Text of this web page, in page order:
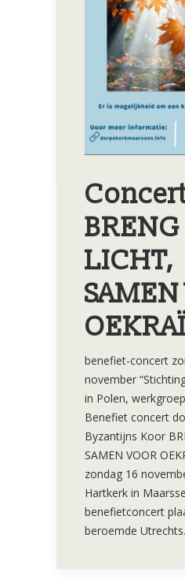
BRENG
LICHT,
benefiet-concert
november
in Polen,
Benefiet concert
Byzantijns Koor
SAMEN VOOR
zondag 16
Hartkerk in
benefietconcert
beroemde